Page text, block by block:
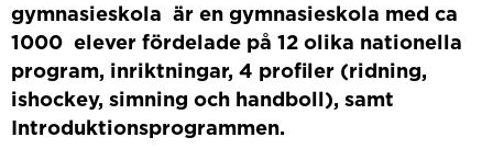
gymnasieskola är en gymnasieskola med ca
1000 elever fördelade på 12 olika nationella
program, inriktningar, 4 profiler (ridning,
ishockey, simning och handboll), samt
Introduktionsprogrammen.